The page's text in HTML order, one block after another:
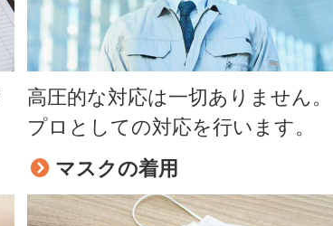
高圧的な対応は一切ありません。
プロとしての対応を行います。
マスクの着用